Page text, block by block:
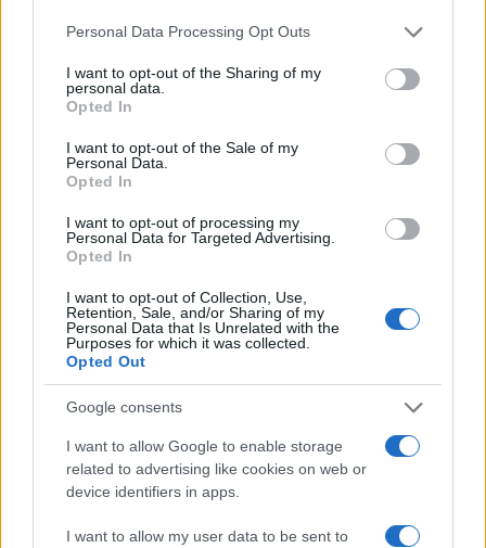
Please note that this website/app uses one or more Google
not limited to your visit or usage behaviour. You may click to
grant or deny consent to Google and its third-party tags to
use your data for below specified purposes in below Google
consent section.
Personal Data Processing Opt Outs
I want to opt-out of the Sharing of my
personal data.
Opted In
I want to opt-out of the Sale of my
Personal Data.
Opted In
I want to opt-out of processing my
Personal Data for Targeted Advertising.
Opted In
I want to opt-out of Collection, Use,
Retention, Sale, and/or Sharing of my
Personal Data that Is Unrelated with the
Purposes for which it was collected.
Opted Out
Google consents
I want to allow Google to enable storage
related to advertising like cookies on web or
device identifiers in apps.
I want to allow my user data to be sent to